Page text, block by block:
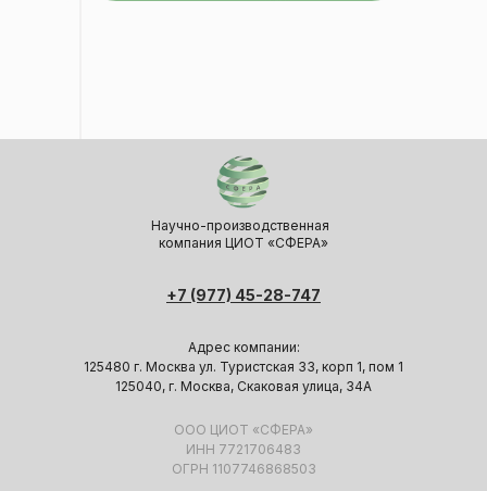
+7 (977) 45-28-747
Научно-производственная
компания ЦИОТ «СФЕРА»
Адрес компании:
125480 г. Москва ул. Туристская 33, корп 1, пом 1
125040, г. Москва, Скаковая улица, 34А
ООО ЦИОТ «СФЕРА»
ИНН 7721706483
ОГРН 1107746868503